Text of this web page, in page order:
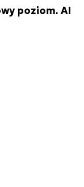
poziom. AI